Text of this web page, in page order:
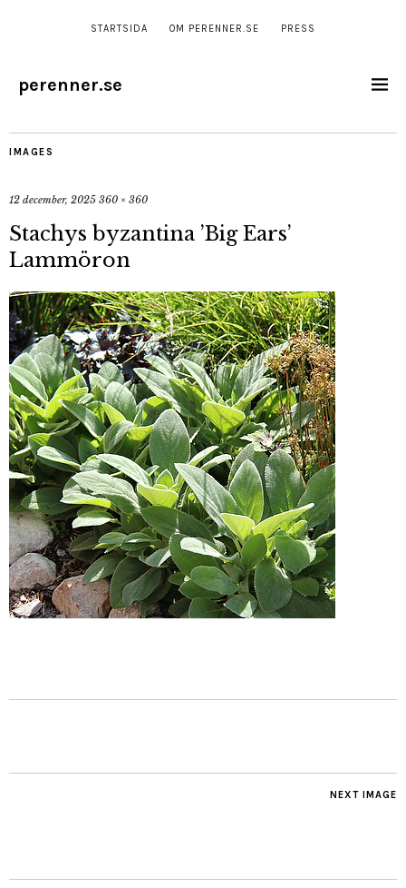
STARTSIDA OM PERENNER.SE PRESS
perenner.se
IMAGES
12 december, 2025 360 × 360
Stachys byzantina ’Big Ears’
Lammöron
NEXT IMAGE